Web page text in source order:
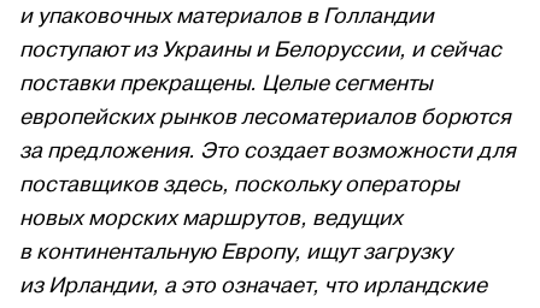
и упаковочных материалов в Голландии
поступают из Украины и Белоруссии, и сейчас
поставки прекращены. Целые сегменты
европейских рынков лесоматериалов борются
за предложения. Это создает возможности для
поставщиков здесь, поскольку операторы
новых морских маршрутов, ведущих
в континентальную Европу, ищут загрузку
из Ирландии, а это означает, что ирландские